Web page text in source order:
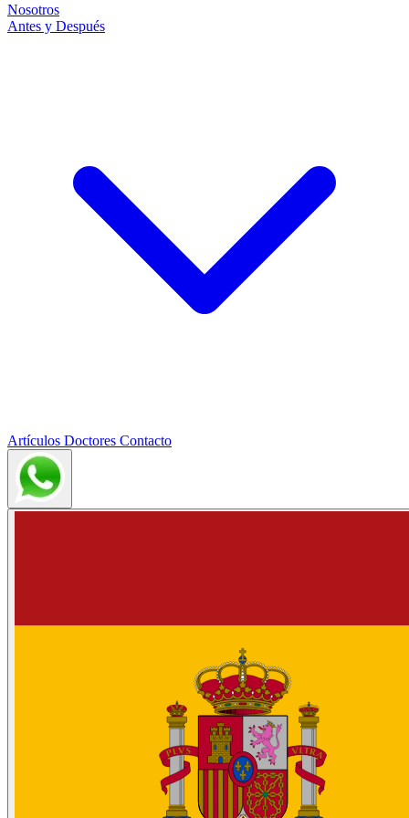
Nosotros
Antes y Después
Artículos Doctores Contacto